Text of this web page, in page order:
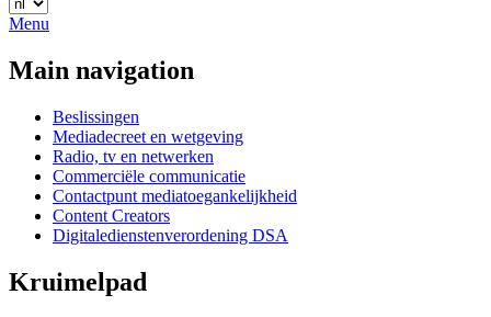
Menu
Main navigation
Beslissingen
Mediadecreet en wetgeving
Radio, tv en netwerken
Commerciële communicatie
Contactpunt mediatoegankelijkheid
Content Creators
Digitaledienstenverordening DSA
Kruimelpad